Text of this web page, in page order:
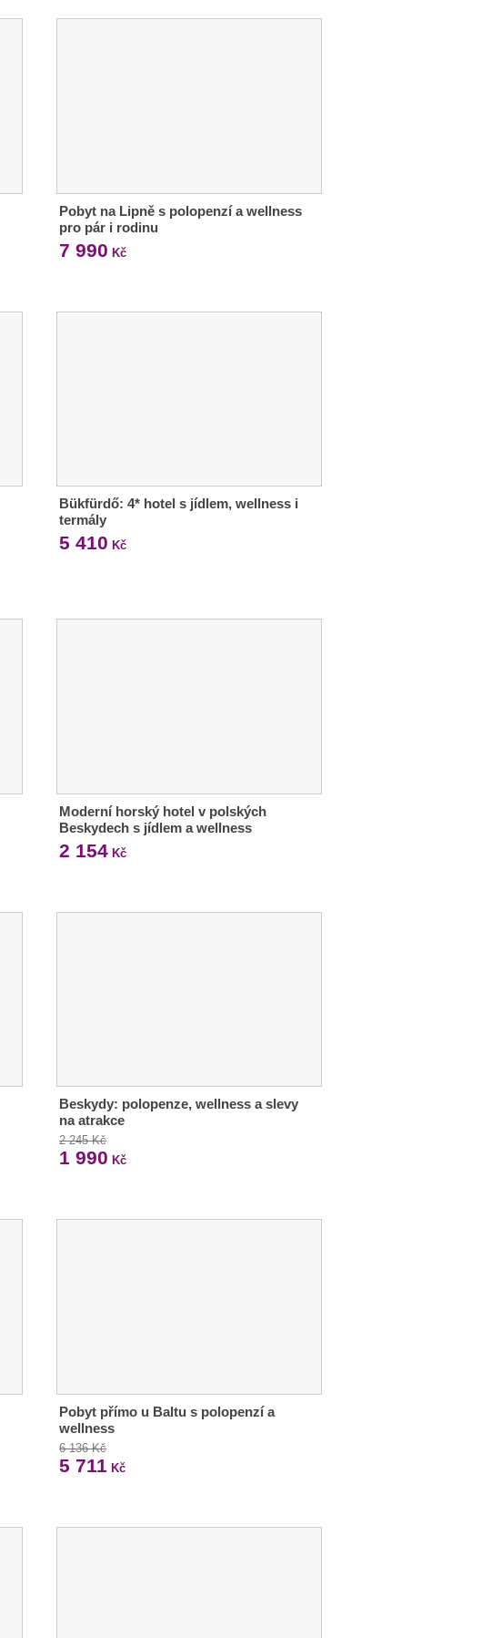
Pobyt na Lipně s polopenzí a wellness
pro pár i rodinu
7 990 Kč
Bükfürdő: 4* hotel s jídlem, wellness i
termály
5 410 Kč
Moderní horský hotel v polských
Beskydech s jídlem a wellness
2 154 Kč
Beskydy: polopenze, wellness a slevy
na atrakce
2 245 Kč
1 990 Kč
Pobyt přímo u Baltu s polopenzí a
wellness
6 136 Kč
5 711 Kč